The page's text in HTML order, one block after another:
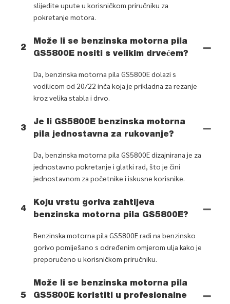
slijedite upute u korisničkom priručniku za
pokretanje motora.
2
Može li se benzinska motorna pila
GS5800E nositi s velikim drvećem?
Da, benzinska motorna pila GS5800E dolazi s
vodilicom od 20/22 inča koja je prikladna za rezanje
kroz velika stabla i drvo.
3
Je li GS5800E benzinska motorna
pila jednostavna za rukovanje?
Da, benzinska motorna pila GS5800E dizajnirana je za
jednostavno pokretanje i glatki rad, što je čini
jednostavnom za početnike i iskusne korisnike.
4
Koju vrstu goriva zahtijeva
benzinska motorna pila GS5800E?
Benzinska motorna pila GS5800E radi na benzinsko
gorivo pomiješano s određenim omjerom ulja kako je
preporučeno u korisničkom priručniku.
5
Može li se benzinska motorna pila
GS5800E koristiti u profesionalne